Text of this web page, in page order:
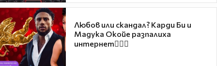
Любов или скандал? Карди Би и
Мадука Окойе разпалиха
интернет❤️‍🔥🔥